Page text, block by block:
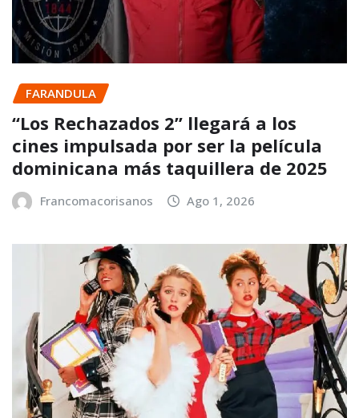
FARANDULA
“Los Rechazados 2” llegará a los
cines impulsada por ser la película
dominicana más taquillera de 2025
Francomacorisanos Ago 1, 2026